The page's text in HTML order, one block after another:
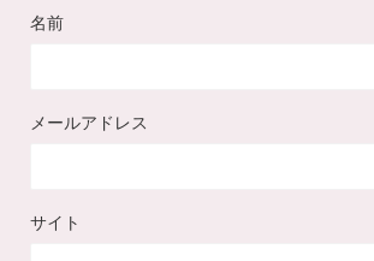
名前
メールアドレス
サイト